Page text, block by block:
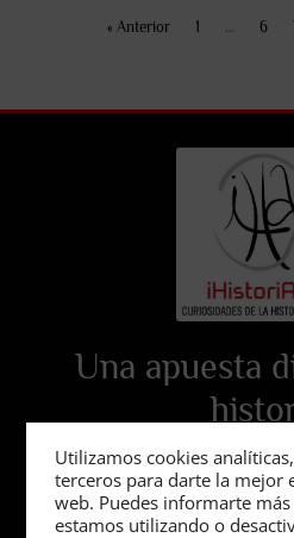
« Anterior 1 … 6
Una apuesta
Utilizamos cookies
terceros para darte la mejor
web. Puedes informarte
estamos utilizando o